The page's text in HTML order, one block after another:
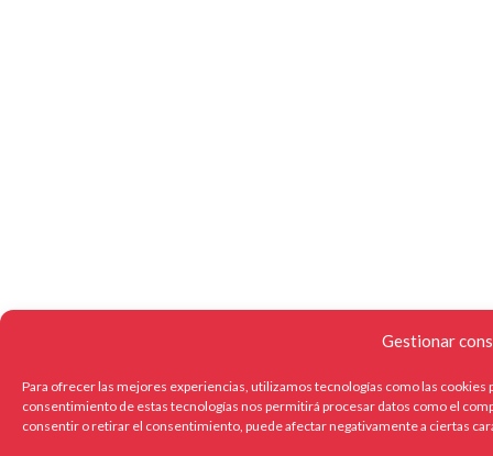
Gestionar
Para ofrecer las mejores experiencias, utilizamos tecnologías como las cookies
consentimiento de estas tecnologías nos permitirá procesar datos como el
consentir o retirar el consentimiento, puede afectar negativamente a ciertas